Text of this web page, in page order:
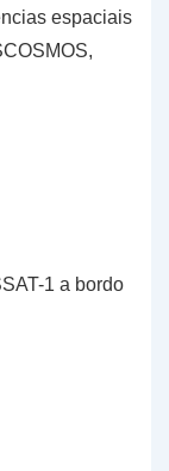
espaciais
1 a bordo